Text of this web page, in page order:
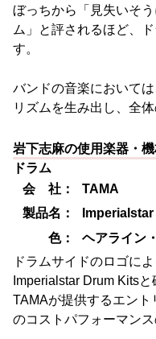
ぼっちから「見失いそ
ム」と評されるほど、
す。
バンドの音楽において
リズムを生み出し、全
岩下志麻の使用楽器・
ドラム
会 社：
TAMA
製品名：
色：
ヘアライン
ドラムサイドのロゴに
Imperialstar Drum Kits
TAMAが提供するエン
のコストパフォーマン